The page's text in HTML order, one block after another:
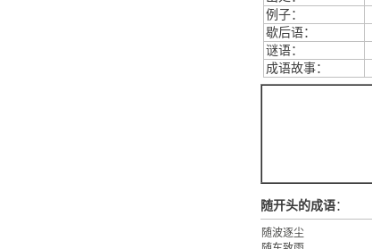
例子：
歇后语：
谜语：
成语故事：
随开头的成语：
随波逐尘